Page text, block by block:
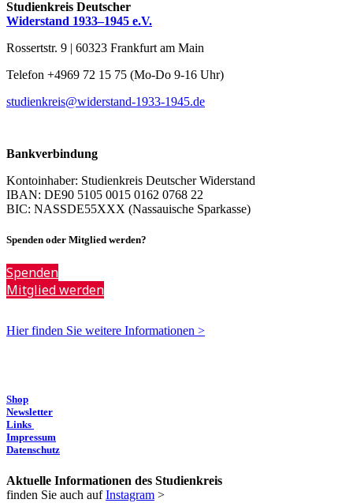
Studienkreis Deutscher
Widerstand 1933–1945 e.V.
Rossertstr. 9 | 60323 Frankfurt am Main
Telefon +4969 72 15 75 (Mo-Do 9-16 Uhr)
studienkreis@widerstand-1933-1945.de
Bankverbindung
Kontoinhaber: Studienkreis Deutscher Widerstand
IBAN: DE90 5105 0015 0162 0768 22
BIC: NASSDE55XXX (Nassauische Sparkasse)
Spenden oder Mitglied werden?
Spenden
Mitglied werden
Hier finden Sie weitere Informationen >
Shop
Newsletter
Links
Impressum
Datenschutz
Aktuelle Informationen des Studienkreis
finden Sie auch aufInstagram >